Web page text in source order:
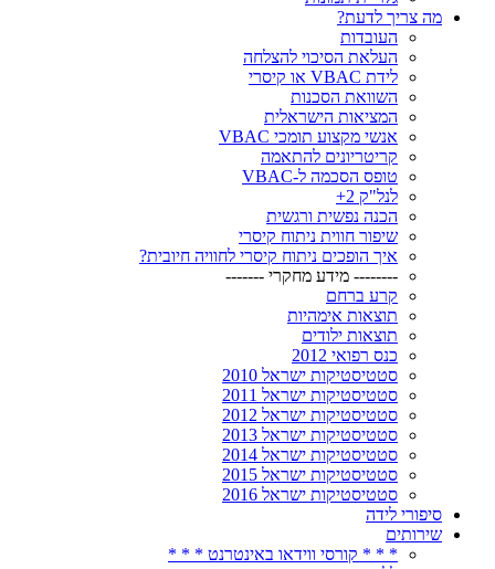
מה צריך לדעת?
העובדות
העלאת הסיכוי להצלחה
לידת VBAC או קיסרי
השוואת הסכנות
המציאות הישראלית
אנשי מקצוע תומכי VBAC
קריטריונים להתאמה
טופס הסכמה ל-VBAC
לנל"ק 2+
הכנה נפשית ורגשית
שיפור חווית ניתוח קיסרי
איך הופכים ניתוח קיסרי לחוויה חיובית?
-------- מידע מחקרי -------
קרע ברחם
תוצאות אימהיות
תוצאות ילודים
כנס רפואי 2012
סטטיסטיקות ישראל 2010
סטטיסטיקות ישראל 2011
סטטיסטיקות ישראל 2012
סטטיסטיקות ישראל 2013
סטטיסטיקות ישראל 2014
סטטיסטיקות ישראל 2015
סטטיסטיקות ישראל 2016
סיפורי לידה
שירותים
* * * קורסי ווידאו באינטרנט * * *